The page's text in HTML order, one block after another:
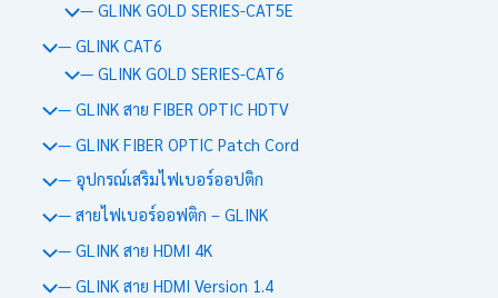
— GLINK GOLD SERIES-CAT5E
— GLINK CAT6
— GLINK GOLD SERIES-CAT6
— GLINK สาย FIBER OPTIC HDTV
— GLINK FIBER OPTIC Patch Cord
— อุปกรณ์เสริมไฟเบอร์ออปติก
— สายไฟเบอร์ออฟติก – GLINK
— GLINK สาย HDMI 4K
— GLINK สาย HDMI Version 1.4